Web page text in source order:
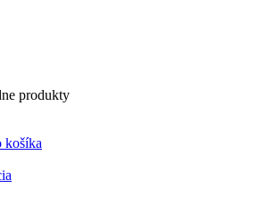
produkty
košíka